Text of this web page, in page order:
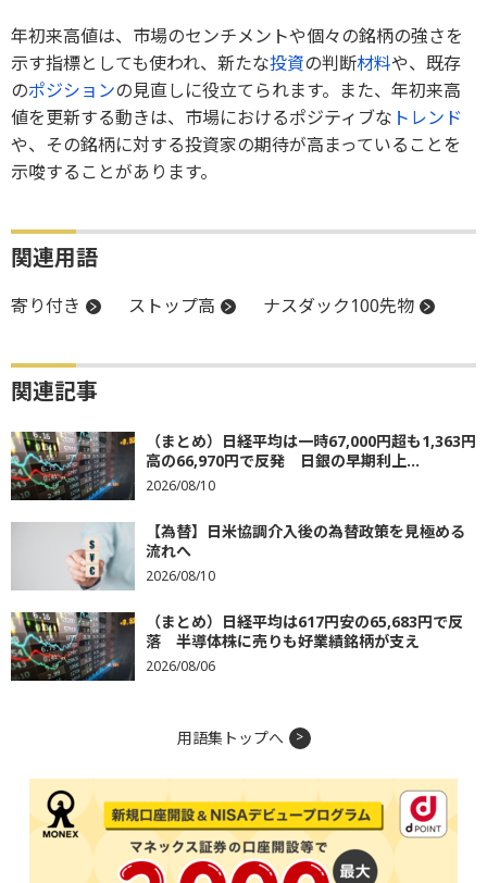
年初来高値は、市場のセンチメントや個々の銘柄の強さを
示す指標としても使われ、新たな投資の判断材料や、既存
のポジションの見直しに役立てられます。また、年初来高
値を更新する動きは、市場におけるポジティブな トレンド
や、その銘柄に対する投資家の期待が高まっていることを
示唆することがあります。
関連用語
寄り付き ストップ高 ナスダック100先物
関連記事
（まとめ）日経平均は一時67,000円超も1,363円
高の66,970円で反発 日銀の早期利上...
2026/08/10
【為替】日米協調介入後の為替政策を見極める
流れへ
2026/08/10
（まとめ）日経平均は617円安の65,683円で反
落 半導体株に売りも好業績銘柄が支え
2026/08/06
用語集トップへ